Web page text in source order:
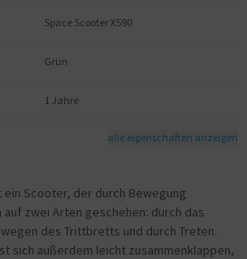
Space Scooter X590
Grün
1 Jahre
alle eigenschaften anzeigen
ein Scooter, der durch Bewegung
zwei Arten geschehen: durch das
des Trittbretts und durch Treten.
sich außerdem leicht zusammenklappen,